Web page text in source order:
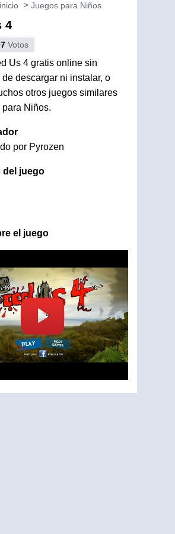
Juegos para Niños
4
Votos
Us 4 gratis online sin
descargar ni instalar, o
otros juegos similares
Niños.
por Pyrozen
del juego
el juego